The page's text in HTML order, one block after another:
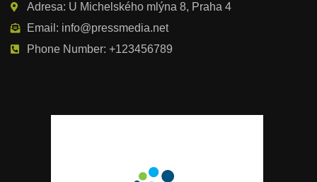
Adresa: U Michelského mlýna 8, Praha 4
Email: info@pressmedia.net
Phone Number: +123456789